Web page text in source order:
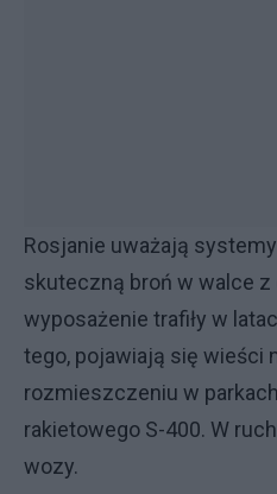
Rosjanie uważają
skuteczną broń w walce z
wyposażenie trafiły w
tego, pojawiają się wieści
rozmieszczeniu w
rakietowego S-400. W
wozy.